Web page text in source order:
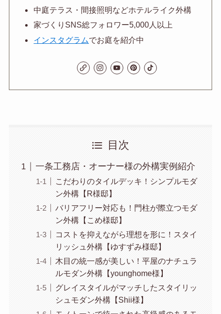
中庭テラス・間接照明などホテルライク外構
家づくりSNS総フォロワー5,000人以上
インスタグラムでお庭を紹介中
目次
一条工務店・オーナー様の外構実例紹介
こだわりのタイルデッキ！シンプルモダ
ン外構【R様邸】
バリアフリー対応も！門柱が際立つモダ
ン外構【こめ様邸】
コストを抑えながら理想を形に！スタイ
リッシュ外構【ゆすずみ様邸】
木目の統一感が美しい！平屋のナチュラ
ルモダン外構【younghome様】
グレイスタイルがマッチしたスタイリッ
シュモダン外構【Shii様】